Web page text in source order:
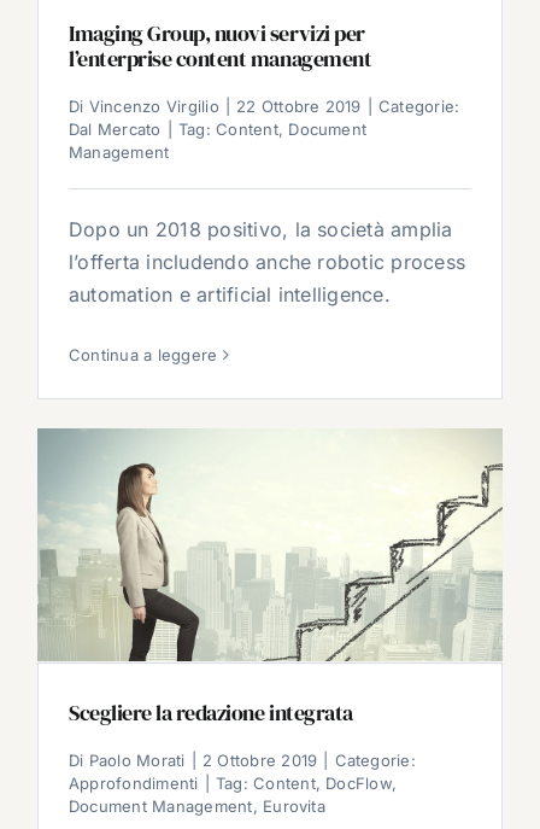
Imaging Group, nuovi servizi per
l’enterprise content management
Di Vincenzo Virgilio 22 Ottobre 2019
Categorie:
Dal Mercato
Tag:Content, Document
Management
Dopo un 2018 positivo, la società amplia
l’offerta includendo anche robotic process
automation e artificial intelligence.
Continua a leggere
Scegliere la redazione integrata
Di Paolo Morati 2 Ottobre 2019
Categorie:
Approfondimenti
Tag:Content, DocFlow,
Document Management, Eurovita